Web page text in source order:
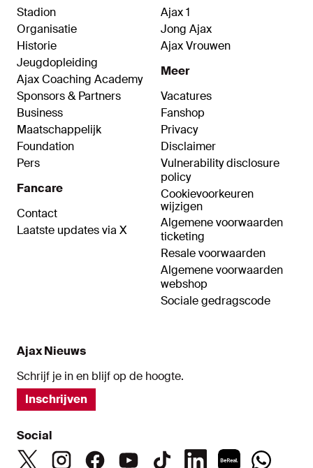
Stadion
Organisatie
Historie
Jeugdopleiding
Ajax Coaching Academy
Sponsors & Partners
Business
Maatschappelijk
Foundation
Pers
Fancare
Contact
Laatste updates via X
Ajax 1
Jong Ajax
Ajax Vrouwen
Meer
Vacatures
Fanshop
Privacy
Disclaimer
Vulnerability disclosure
policy
Cookievoorkeuren
wijzigen
Algemene voorwaarden
ticketing
Resale voorwaarden
Algemene voorwaarden
webshop
Sociale gedragscode
Ajax Nieuws
Schrijf je in en blijf op de hoogte.
Inschrijven
Social